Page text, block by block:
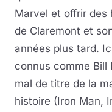
Marvel et offrir des
de Claremont et
années plus tard.
connus comme Bill
mal de titre de la
histoire (Iron Man,